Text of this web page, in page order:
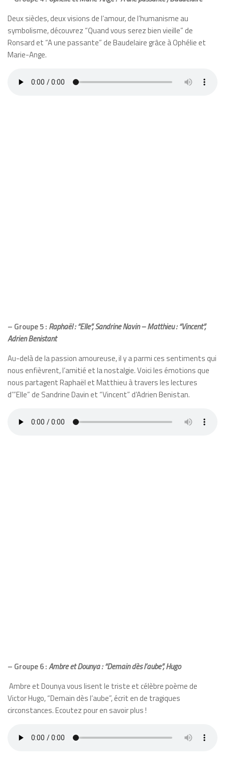
Deux siècles, deux visions de l’amour, de l’humanisme au
symbolisme, découvrez “Quand vous serez bien vieille” de
Ronsard et “A une passante” de Baudelaire grâce à Ophélie et
Marie-Ange.
– Groupe 5 : Raphaël : “Elle”, Sandrine Navin – Matthieu : “Vincent”,
Adrien Benistant
Au-delà de la passion amoureuse, il y a parmi ces sentiments qui
nous enfièvrent, l’amitié et la nostalgie. Voici les émotions que
nous partagent Raphaël et Matthieu à travers les lectures
d’”Elle” de Sandrine Davin et “Vincent” d’Adrien Benistan.
– Groupe 6 :Ambre et Dounya : “Demain dès l’aube”, Hugo
Ambre et Dounya vous lisent le triste et célèbre poème de
Victor Hugo, “Demain dès l’aube”, écrit en de tragiques
circonstances. Ecoutez pour en savoir plus !